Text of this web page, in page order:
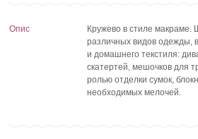
Опис
Кружево в стиле макраме.
различных видов одежды,
и домашнего текстиля:
скатертей, мешочков для
ролью отделки сумок,
необходимых мелочей.